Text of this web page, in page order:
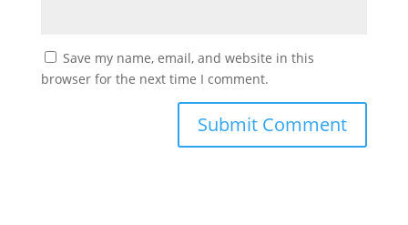
Save my name, email, and website in this
browser for the next time I comment.